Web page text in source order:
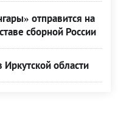
отправится на
сборной России
области